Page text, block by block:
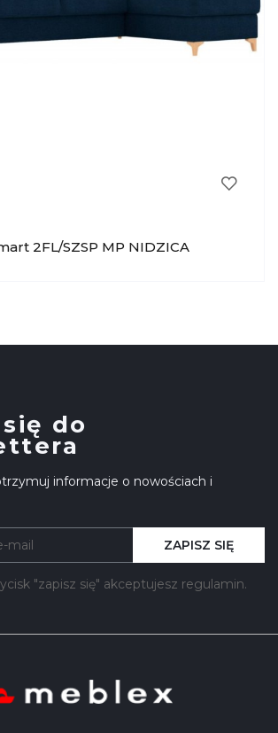
2FL/SZSP MP NIDZICA
do
informacje o nowościach i
"zapisz się" akceptujesz regulamin.
ZAPISZ SIĘ